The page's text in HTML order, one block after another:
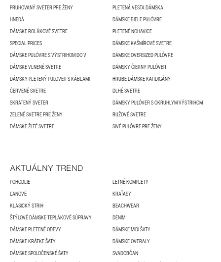
PRUHOVANÝ SVETER PRE ŽENY
PLETENÁ VESTA DÁMSKA
HNEDÁ
DÁMSKE BIELE PULÓVRE
DÁMSKE ROLÁKOVÉ SVETRE
PLETENÉ NOHAVICE
SPECIAL PRICES
DÁMSKE KAŠMÍROVÉ SVETRE
DÁMSKE PULÓVRE S VÝSTRIHOM DO V
DÁMSKE OVERSIZED PULÓVRE
DÁMSKE VLNENÉ SVETRE
DÁMSKY ČIERNY PULÓVER
DÁMSKY PLETENÝ PULÓVER S KÁBLAMI
HRUBÉ DÁMSKE KARDIGÁNY
ČERVENÉ SVETRE
DLHÉ SVETRE
SKRÁTENÝ SVETER
DÁMSKY PULÓVER S OKRÚHLYM VÝSTRIHOM
ZELENÉ SVETRE PRE ŽENY
RUŽOVÉ SVETRE
DÁMSKE ŽLTÉ SVETRE
SIVÉ PULÓVRE PRE ŽENY
AKTUÁLNY TREND
POHODLIE
LETNÉ KOMPLETY
ĽANOVÉ
KRAŤASY
KLASICKÝ STRIH
BEACHWEAR
ŠTÝLOVÉ DÁMSKE TEPLÁKOVÉ SÚPRAVY
DENIM
DÁMSKE PLETENÉ ODEVY
DÁMSKE MIDI ŠATY
DÁMSKE KRÁTKE ŠATY
DÁMSKE OVERALY
DÁMSKE SPOLOČENSKÉ ŠATY
SVADOBČAN